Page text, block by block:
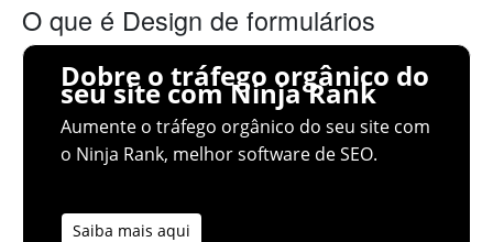
O que é Design de formulários
Dobre o tráfego orgânico do
seu site com Ninja Rank
Aumente o tráfego orgânico do seu site com
o Ninja Rank, melhor software de SEO.
Saiba mais aqui